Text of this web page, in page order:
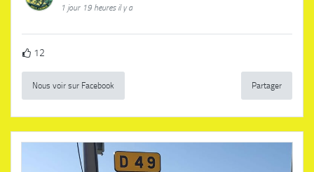
1 jour 19 heures il y a
12
Nous voir sur Facebook Partager